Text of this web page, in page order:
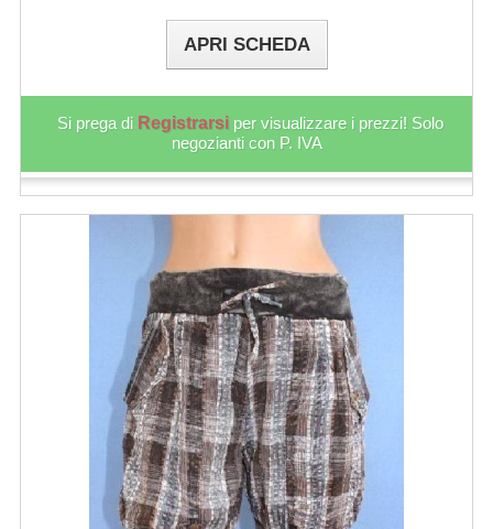
APRI SCHEDA
Si prega di Registrarsi per visualizzare i prezzi! Solo
negozianti con P. IVA